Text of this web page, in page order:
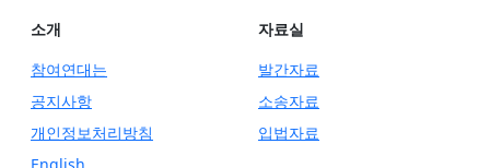
소개
참여연대는
공지사항
개인정보처리방침
자료실
발간자료
소송자료
입법자료